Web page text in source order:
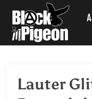
Inhalt
springen
Lauter